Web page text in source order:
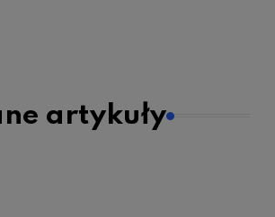
artykuły